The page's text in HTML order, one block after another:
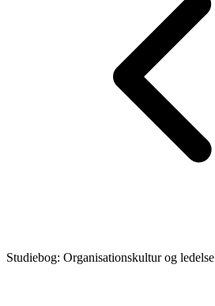
Studiebog: Organisationskultur og ledelse